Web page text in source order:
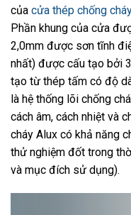
của cửa thép chống
Phần khung của cửa
2,0mm được sơn tĩnh
nhất) được cấu tạo bởi
tạo từ thép tấm có độ
là hệ thống lõi chống
cách âm, cách nhiệt và
cháy Alux có khả năng
thử nghiệm đốt trong
và mục đích sử dụng).